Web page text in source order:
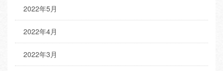
2022年5月
2022年4月
2022年3月